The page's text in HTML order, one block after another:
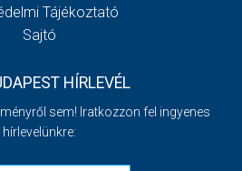
Tájékoztató
Sajtó
HÍRLEVÉL
sem! Iratkozzon fel ingyenes
hírlevelünkre: